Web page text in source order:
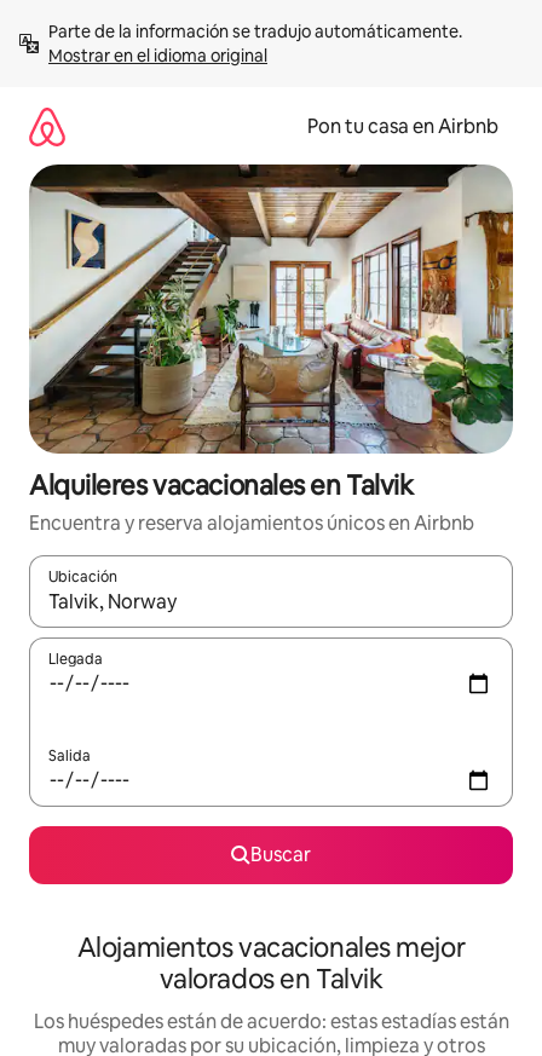
contenidoMostrar en el idioma original
Pon tu casa en Airbnb
Alquileres vacacionales en Talvik
Encuentra y reserva alojamientos únicos en Airbnb
Ubicación
Cuando los resultados estén disponibles, navega con las
Llegada
Salida
Buscar
Alojamientos vacacionales mejor
valorados en Talvik
Los huéspedes están de acuerdo: estas estadías están
muy valoradas por su ubicación, limpieza y otros